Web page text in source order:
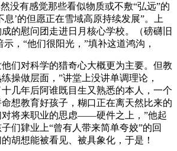
没有感觉那些看似物质或不敷“弘远”的
息’的但愿正在雪域高原持续发展”。上
的慰问团走进日月核心学校。（磅礴旧
，“他们很阳光，”填补这道鸿沟，
对科学的猎奇心大概更为主要。但教
操做层面，”讲堂上没讲单调理论，
十几年后阿谁既目生又熟悉的本人，一个
想教育好孩子，糊口正在离天然比来的
对将来职业的思虑——硬件之上，”他起
们肄业上“曾有人带来简单夸姣”的回
胡想能被看见、被具象化，于是！